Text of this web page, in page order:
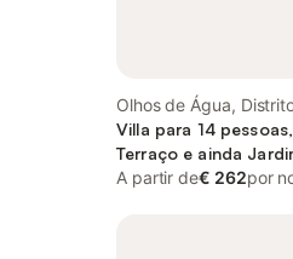
Olhos de Água,
Villa para 14
Terraço e ainda
A partir de€ 262por